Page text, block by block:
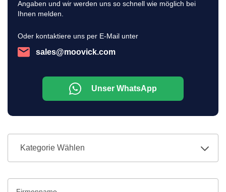
Angaben und wir werden uns so schnell wie möglich bei
Ihnen melden.
Oder kontaktiere uns per E-Mail unter
sales@moovick.com
Unser WhatsApp
Kategorie Wählen